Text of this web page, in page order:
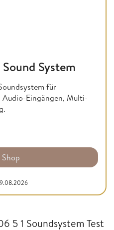
System
für
Eingängen, Multi-
Shop
5 1 Soundsystem Test